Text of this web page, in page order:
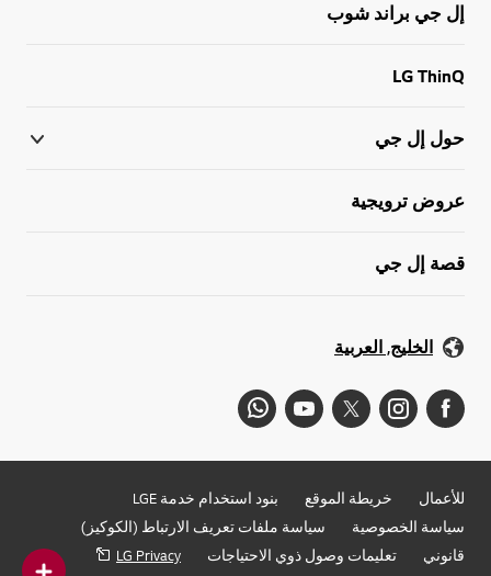
إل جي براند شوب
LG ThinQ
حول إل جي
عروض ترويجية
قصة إل جي
الخليج, العربية
للأعمال خريطة الموقع
بنود استخدام خدمة LGE
سياسة الخصوصية
سياسة ملفات تعريف الارتباط (الكوكيز)
قانوني
تعليمات وصول ذوي الاحتياجات LG Privacy